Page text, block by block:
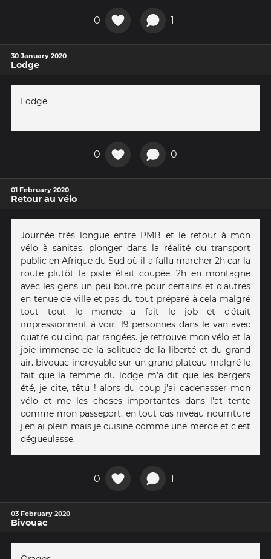
0 1
30 January 2020
Lodge
Lodge
0 0
01 February 2020
Retour au vélo
Journée très longue entre PMB et le retour à mon
vélo à sanitas. plonger dans la réalité du transport
public en Afrique du Sud où il a fallu marcher 2h car la
route plutôt la piste était coupée. 2h en montagne
avec les gens un peu bourré pour certains et d'autres
en tenue de ville et pas du tout préparé à cela malgré
tout tout le monde a fait le job et c'était
impressionnant à voir. 19 personnes dans le van avec
quatre ou cinq par rangées. je retrouve mon vélo et la
joie immense de la solitude de la liberté et du grand
air. bivouac incroyable sur un grand plateau malgré le
fait que la femme du lodge m'a dit que les bergers
été, je cite, têtu ! alors du coup j'ai cadenasser mon
vélo et me les choses importantes dans l'at tente
comme mon passeport. en tout cas niveau nourriture
j'en ai plein mais je cuisine comme une merde et c'est
dégueulasse,
0 1
03 February 2020
Bivouac